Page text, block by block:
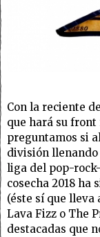
Con la reciente
que hará su front
preguntamos si
división
liga del pop-
cosecha 2018 ha
(éste sí que lleva
Lava Fizz o The
destacadas que